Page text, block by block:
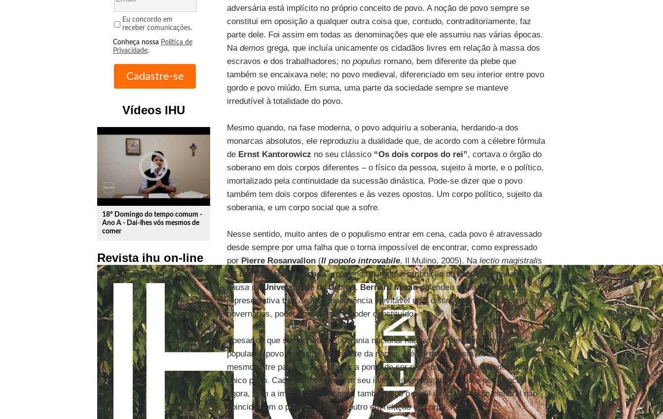
Eu concordo em
receber comunicações.
Conheça nossa Política de
Privacidade.
Vídeos IHU
play_circle_outline
18º Domingo do tempo comum -
Ano A - Dai-lhes vós mesmos de
comer
Revista ihu on-line
adversária está implícito no próprio conceito de povo. A noção de povo sempre se
constitui em oposição a qualquer outra coisa que, contudo, contraditoriamente, faz
parte dele. Foi assim em todas as denominações que ele assumiu nas várias épocas.
Na demos grega, que incluía unicamente os cidadãos livres em relação à massa dos
escravos e dos trabalhadores; no populus romano, bem diferente da plebe que
também se encaixava nele; no povo medieval, diferenciado em seu interior entre povo
gordo e povo miúdo. Em suma, uma parte da sociedade sempre se manteve
irredutível à totalidade do povo.
Mesmo quando, na fase moderna, o povo adquiriu a soberania, herdando-a dos
monarcas absolutos, ele reproduziu a dualidade que, de acordo com a célebre fórmula
de Ernst Kantorowicz no seu clássico “Os dois corpos do rei”, cortava o órgão do
soberano em dois corpos diferentes – o físico da pessoa, sujeito à morte, e o político,
imortalizado pela continuidade da sucessão dinástica. Pode-se dizer que o povo
também tem dois corpos diferentes e às vezes opostos. Um corpo político, sujeito da
soberania, e um corpo social que a sofre.
Nesse sentido, muito antes de o populismo entrar em cena, cada povo é atravessado
desde sempre por uma falha que o torna impossível de encontrar, como expressado
por Pierre Rosanvallon(Il popolo introvabile, Il Mulino, 2005). Na lectio magistralis
“A democracia ameaçada”, proferida durante a atribuição do doutoradohonoris
causanaUniversidade de Urbino, Bernard Manindefendeu que a democracia
representativa traz como consequência inevitável uma distinção entre governantes e
governados, poder constituinte e poder constituído.
Apesar do que se declara, a soberania nacional nunca coincide com a soberania
popular; o povo permanece diferente da nação. Até porque ele está dividido em si
mesmo entre partes tão desiguais a ponto de ser percebido com dificuldade como um
único povo. Cada povo contém em seu interior diversos povos sob o perfil social e
agora, com a imigração crescente, também sob o perfil étnico. O corpo eleitoral não
coincide com o político, e este é outro em relação ao corpo social.